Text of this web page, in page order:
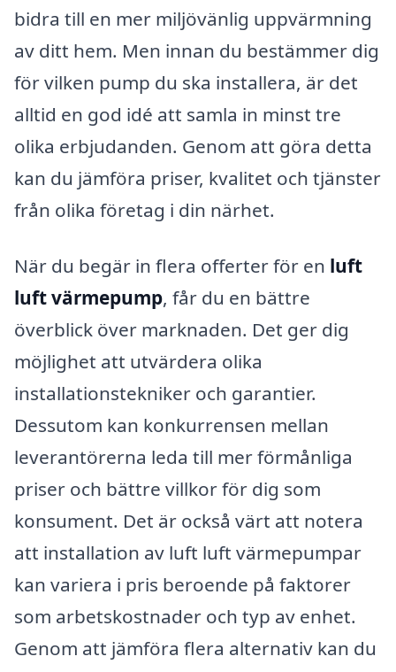
bidra till en mer miljövänlig uppvärmning
av ditt hem. Men innan du bestämmer dig
för vilken pump du ska installera, är det
alltid en god idé att samla in minst tre
olika erbjudanden. Genom att göra detta
kan du jämföra priser, kvalitet och tjänster
från olika företag i din närhet.
När du begär in flera offerter för en luft
luft värmepump, får du en bättre
överblick över marknaden. Det ger dig
möjlighet att utvärdera olika
installationstekniker och garantier.
Dessutom kan konkurrensen mellan
leverantörerna leda till mer förmånliga
priser och bättre villkor för dig som
konsument. Det är också värt att notera
att installation av luft luft värmepumpar
kan variera i pris beroende på faktorer
som arbetskostnader och typ av enhet.
Genom att jämföra flera alternativ kan du